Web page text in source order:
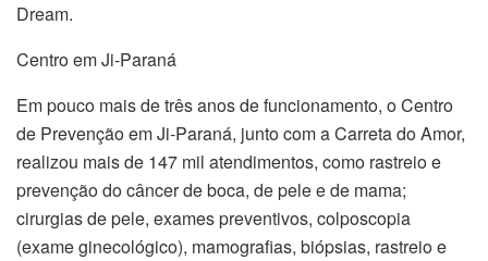
Dream.
Centro em Ji-Paraná
Em pouco mais de três anos de funcionamento, o Centro
de Prevenção em Ji-Paraná, junto com a Carreta do Amor,
realizou mais de 147 mil atendimentos, como rastreio e
prevenção do câncer de boca, de pele e de mama;
cirurgias de pele, exames preventivos, colposcopia
(exame ginecológico), mamografias, biópsias, rastreio e